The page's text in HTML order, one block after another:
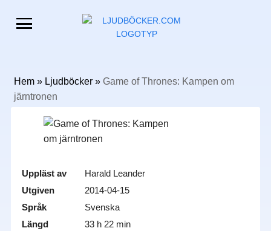
Hem» Ljudböcker» Game of Thrones: Kampen om
järntronen
Uppläst av
Harald Leander
Utgiven
2014-04-15
Språk
Svenska
Längd
33 h 22 min